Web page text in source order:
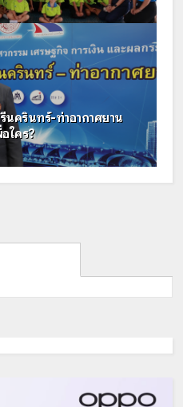
นครินทร์-ท่าอากาศยาน
ใคร?